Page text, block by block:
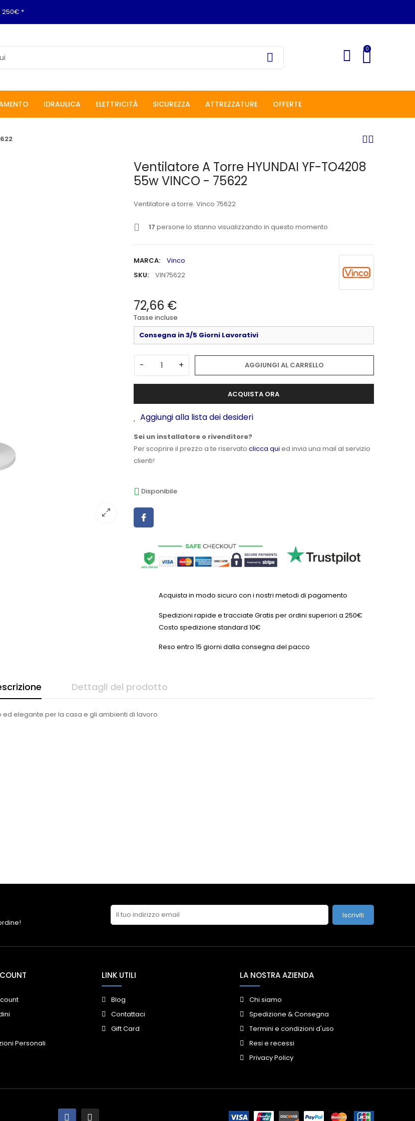
250€ *
0
IDRAULICA ELETTRICITÀ SICUREZZA ATTREZZATURE OFFERTE
Ventilatore A Torre HYUNDAI YF-TO4208
55w VINCO - 75622
Ventilatore a torre. Vinco 75622
17 persone lo stanno visualizzando in questo momento
MARCA:
Vinco
SKU:
VIN75622
72,66 €
Tasse incluse
Consegna in 3/5 Giorni Lavorativi
- + AGGIUNGI AL CARRELLO
ACQUISTA ORA
Aggiungi alla lista dei desideri
Sei un installatore o rivenditore?
Per scoprire il prezzo a te riservato clicca qui ed invia una mail al servizio
clienti!
Disponibile
Acquista in modo sicuro con i nostri metodi di pagamento
Spedizioni rapide e tracciate Gratis per ordini superiori a 250€
Costo spedizione standard 10€
Reso entro 15 giorni dalla consegna del pacco
Dettagli del prodotto
ed elegante per la casa e gli ambienti di lavoro.
Iscriviti
Personali
LINK UTILI
Blog
Contattaci
Gift Card
LA NOSTRA AZIENDA
Chi siamo
Spedizione & Consegna
Termini e condizioni d'uso
Resi e recessi
Privacy Policy